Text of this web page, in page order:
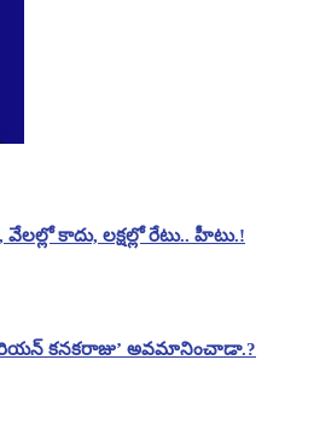
కాదు, లక్షల్లో రేటు.. హీటు.!
కనకరాజు’ అవమానించాడా.?